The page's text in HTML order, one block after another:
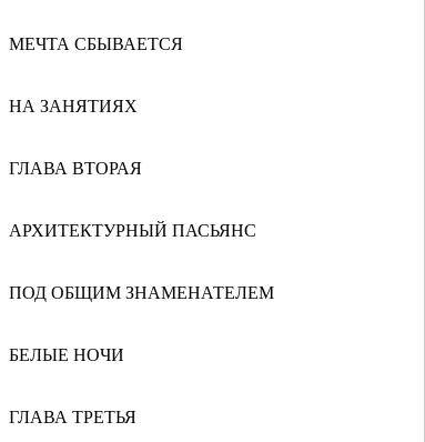
МЕЧТА СБЫВАЕТСЯ
НА ЗАНЯТИЯХ
ГЛАВА ВТОРАЯ
АРХИТЕКТУРНЫЙ ПАСЬЯНС
ПОД ОБЩИМ ЗНАМЕНАТЕЛЕМ
БЕЛЫЕ НОЧИ
ГЛАВА ТРЕТЬЯ